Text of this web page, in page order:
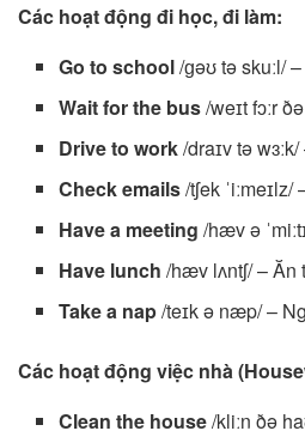
Các hoạt động đi học, đi làm:
Go to school/ɡəʊ tə skuːl/
Wait for the bus/weɪt fɔːr
Drive to work/draɪv tə
Check emails/tʃek
Have a meeting /hæv ə
Have lunch /hæv lʌntʃ/ – Ăn
Take a nap/teɪk ə næp/ –
Các hoạt động việc nhà
Clean the house/kliːn ðə